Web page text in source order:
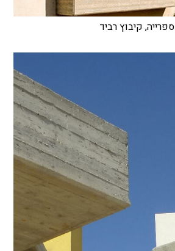
ספרייה, קיבוץ רביד